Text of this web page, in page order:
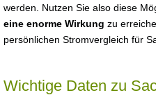
werden. Nutzen Sie also diese
eine enorme Wirkung zu
persönlichen Stromvergleich für
Wichtige Daten zu